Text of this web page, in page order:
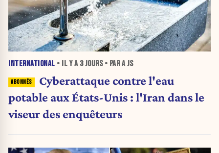
INTERNATIONAL • IL Y A 3 JOURS• PAR A JS
Cyberattaque contre l'eau
potable aux États-Unis : l'Iran dans le
viseur des enquêteurs